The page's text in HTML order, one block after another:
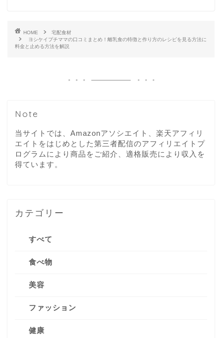
HOME
宅配食材
ヨシケイプチママの口コミまとめ！離乳食の特徴と作り方のレシピを見る方法に
料金と止める方法を解説
Note
当サイトでは、Amazonアソシエイト、楽天アフィリ
エイトをはじめとした第三者配信のアフィリエイトプ
ログラムにより商品をご紹介、適格販売により収入を
得ています。
カテゴリー
すべて
食べ物
美容
ファッション
健康